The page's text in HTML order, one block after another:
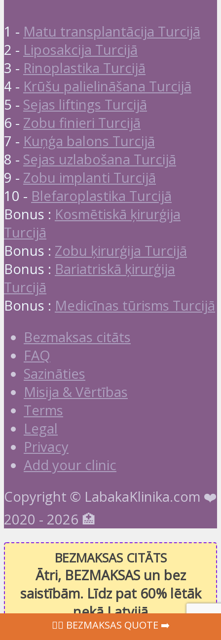
1 - Matu transplantācija Turcijā
2 - Liposakcija Turcijā
3 - Rinoplastika Turcijā
4 - Krūšu palielināšana Turcijā
5 - Sejas liftings Turcijā
6 - Zobu finieri Turcijā
7 - Kuņģa balons Turcijā
8 - Sejas uzlabošana Turcijā
9 - Zobu implanti Turcijā
10 - Blefaroplastika Turcijā
Bonus : Kosmētiskā ķirurģija
Turcijā
Bonus : Zobu ķirurģija Turcijā
Bonus : Bariatriskā ķirurģija
Turcijā
Bonus : Medicīnas tūrisms Turcijā
Bezmaksas citāts
FAQ
Sazināties
Misija & Vērtības
Terms
Legal
Privacy
Add your clinic
Copyright © LabakaKlinika.com ❤️
2020 - 2026 🏥
BEZMAKSAS CITĀTS
Ātri, BEZMAKSAS un bez
saistībām. Līdz pat 60% lētāk
nekā Latvijā
‍👩‍⚕ BEZMAKSAS QUOTE ➡️